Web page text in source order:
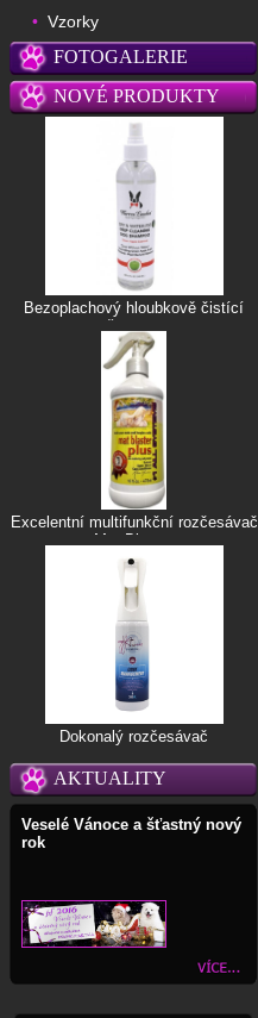
• Vzorky
FOTOGALERIE
NOVÉ PRODUKTY
Bezoplachový hloubkově čistící
šampon
Excelentní multifunkční rozčesávač
Mat Blaster
Dokonalý rozčesávač
AKTUALITY
Veselé Vánoce a šťastný nový
rok